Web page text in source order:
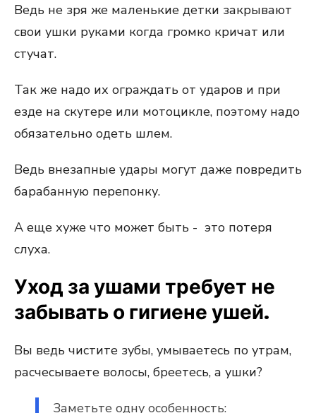
Ведь не зря же маленькие детки закрывают
свои ушки руками когда громко кричат или
стучат.
Так же надо их ограждать от ударов и при
езде на скутере или мотоцикле, поэтому надо
обязательно одеть шлем.
Ведь внезапные удары могут даже повредить
барабанную перепонку.
А еще хуже что может быть - это потеря
слуха.
Уход за ушами требует не
забывать о гигиене ушей.
Вы ведь чистите зубы, умываетесь по утрам,
расчесываете волосы, бреетесь, а ушки?
Заметьте одну особенность: